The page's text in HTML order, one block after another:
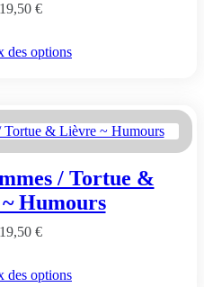
19,50 €
des options
Ce
Les
être
choisies
sur
la
produit
/ Tortue &
Humours
19,50 €
des options
Ce